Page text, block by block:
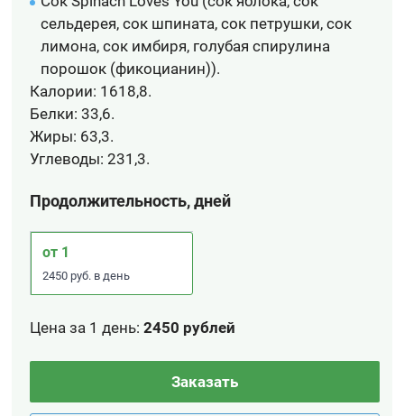
сельдерея, сок шпината, сок петрушки, сок
лимона, сок имбиря, голубая спирулина
порошок (фикоцианин)).
Калории: 1618,8.
Белки: 33,6.
Жиры: 63,3.
Углеводы: 231,3.
Продолжительность, дней
от 1
2450 руб. в день
Цена за 1 день:2450 рублей
Заказать